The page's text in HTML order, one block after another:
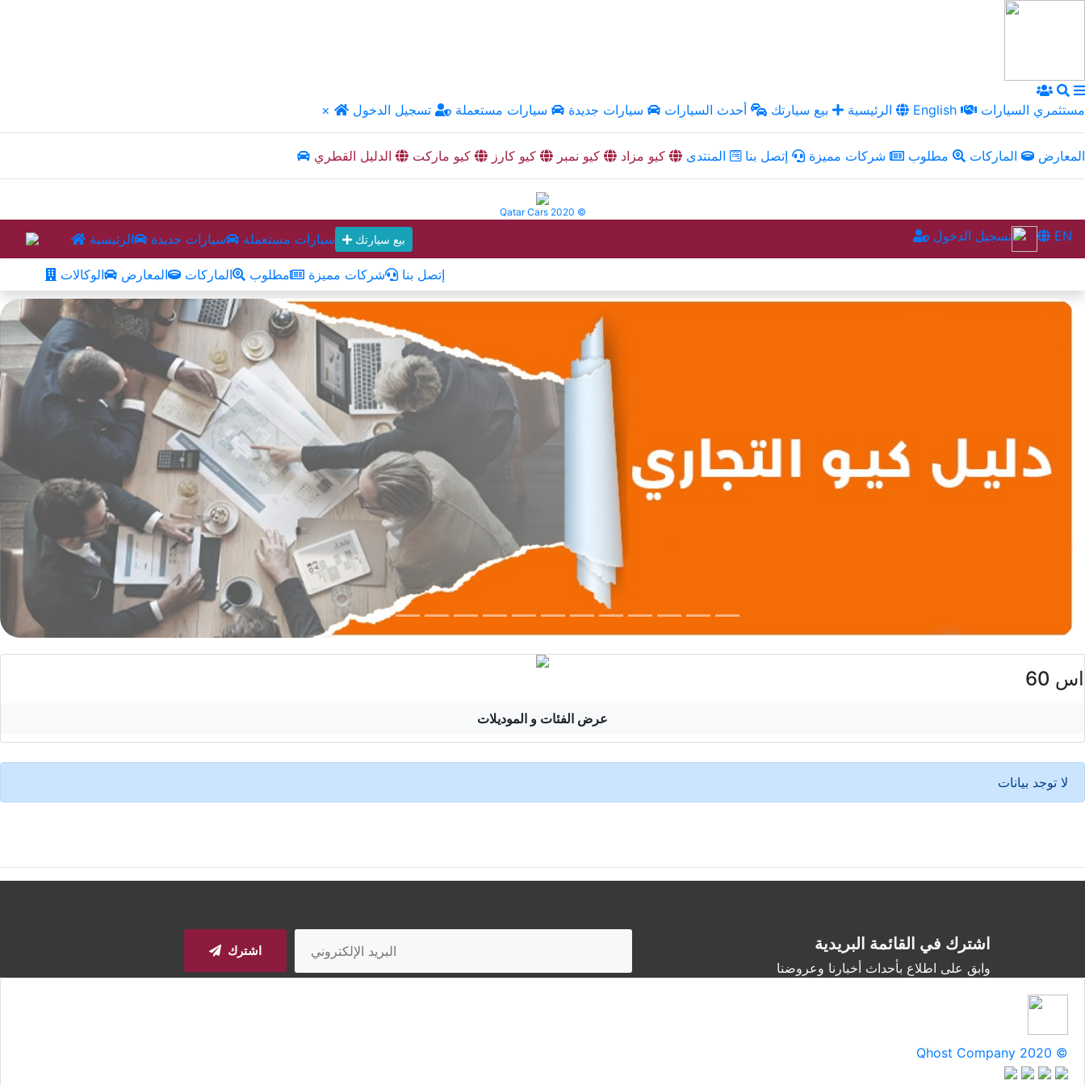
× الرئيسية بيع سيارتك أحدث السيارات سيارات جديدة سيارات مستعملة تسجيل الدخول English مستثمري السيارات
المعارض الماركات مطلوب شركات مميزة إتصل بنا المنتدى كيو مزاد كيو نمبر كيو كارز كيو ماركت الدليل القطري
Qatar Cars 2020 ©
الرئيسية سيارات جديدة سيارات مستعملة بيع سيارتك تسجيل الدخول EN
الوكالات المعارض الماركات مطلوب شركات مميزة إتصل بنا
اس 60
عرض الفئات و الموديلات
لا توجد بيانات
اشترك في القائمة البريدية
وابق على اطلاع بأحداث أخبارنا وعروضنا
اشترك
Qhost Company 2020 ©